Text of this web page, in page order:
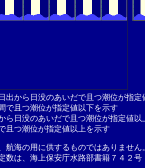
出から日没のあいだで且つ潮位が指
で且つ潮位が指定値以下を示す
ら日没のあいだで且つ潮位が指定値以
且つ潮位が指定値以上を示す
航海の用に供するものではありませ
数は、海上保安庁水路部書籍７４２